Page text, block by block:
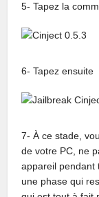
5- Tapez la
6- Tapez ensuite
7- À ce stade,
de votre PC, ne
appareil pendant
une phase qui